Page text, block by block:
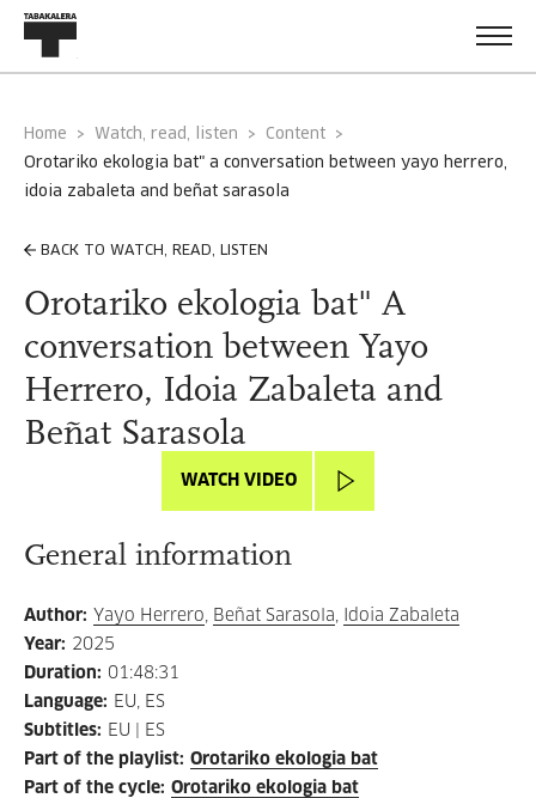
Home Watch, read, listen
Content
orotariko ekologia bat" a conversation between yayo herrero,
idoia zabaleta and beñat sarasola
BACK TO WATCH, READ, LISTEN
Orotariko ekologia bat" A
conversation between Yayo
Herrero, Idoia Zabaleta and
Beñat Sarasola
WATCH VIDEO
General information
Author: Yayo Herrero, Beñat Sarasola, Idoia Zabaleta
Year: 2025
Duration: 01:48:31
Language: EU, ES
Subtitles: EU | ES
Part of the playlist: Orotariko ekologia bat
Part of the cycle: Orotariko ekologia bat